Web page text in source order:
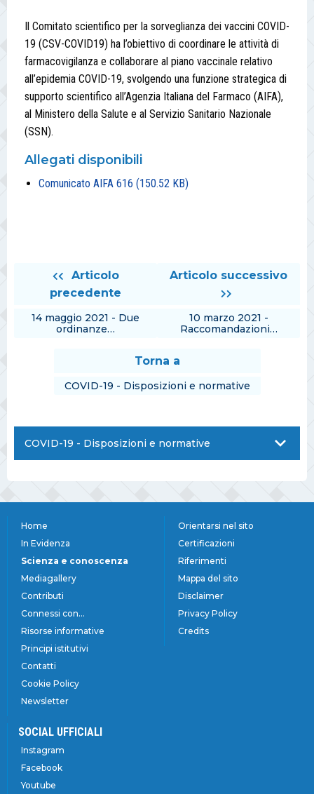
Il Comitato scientifico per la sorveglianza dei vaccini COVID-
19 (CSV-COVID19) ha l’obiettivo di coordinare le attività di
farmacovigilanza e collaborare al piano vaccinale relativo
all’epidemia COVID-19, svolgendo una funzione strategica di
supporto scientifico all’Agenzia Italiana del Farmaco (AIFA),
al Ministero della Salute e al Servizio Sanitario Nazionale
(SSN).
Allegati disponibili
Comunicato AIFA 616 (150.52 KB)
Articolo
precedente
14 maggio 2021 - Due
ordinanze…
Articolo successivo
10 marzo 2021 -
Raccomandazioni…
Torna a
COVID-19 - Disposizioni e normative
COVID-19 - Disposizioni e normative
Home
In Evidenza
Scienza e conoscenza
Mediagallery
Contributi
Connessi con...
Risorse informative
Principi istitutivi
Contatti
Cookie Policy
Newsletter
Orientarsi nel sito
Certificazioni
Riferimenti
Mappa del sito
Disclaimer
Privacy Policy
Credits
SOCIAL UFFICIALI
Instagram
Facebook
Youtube